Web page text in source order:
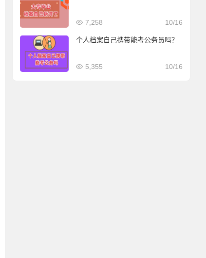
10/16
7,258
个人档案自己携带能考公务员吗？
10/16
5,355